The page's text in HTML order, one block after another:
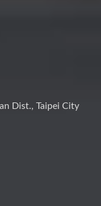
Dist., Taipei City